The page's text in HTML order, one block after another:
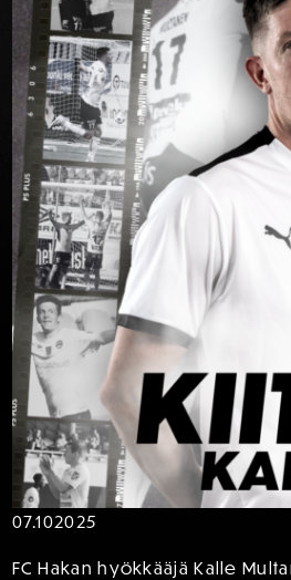
07.102025
FC Hakan hyökkääjä Kalle